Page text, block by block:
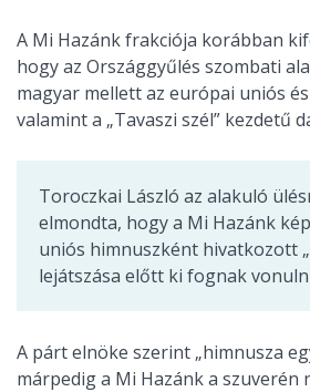
A Mi Hazánk frakciója korábban
hogy az Országgyűlés szombati
magyar mellett az európai uniós
valamint a „Tavaszi szél” kezdetű
Toroczkai László az alakuló
elmondta, hogy a Mi Hazánk
uniós himnuszként hivatkozott
lejátszása előtt ki fognak
A párt elnöke szerint „himnusza
márpedig a Mi Hazánk a szuverén